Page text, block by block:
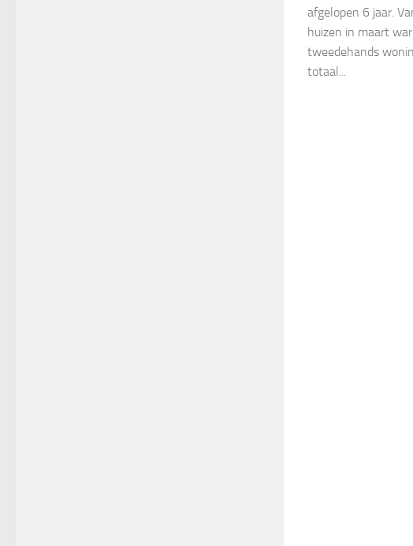
afgelopen 6 jaar.
huizen in maart
tweedehands
totaal...